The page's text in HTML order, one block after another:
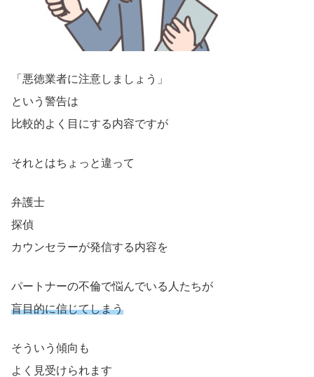
「悪徳業者に注意しましょう」
という警告は
比較的よく目にする内容ですが
それとはちょっと違って
弁護士
探偵
カウンセラーが発信する内容を
パートナーの不倫で悩んでいる人たちが
盲目的に信じてしまう
そういう傾向も
よく見受けられます